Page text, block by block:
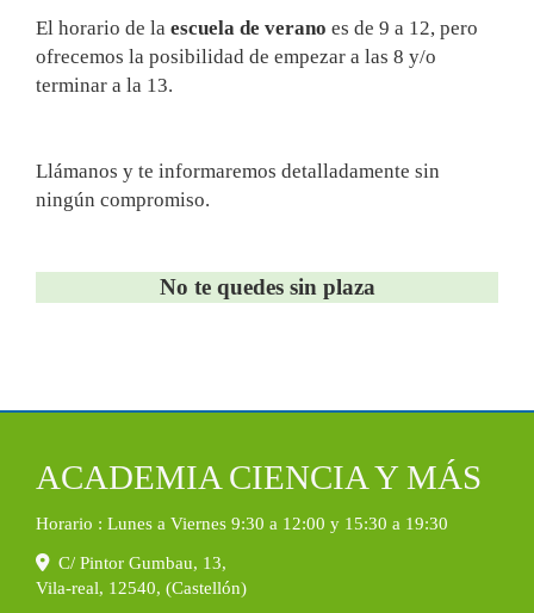
El horario de la escuela de verano es de 9 a 12, pero
ofrecemos la posibilidad de empezar a las 8 y/o
terminar a la 13.
Llámanos y te informaremos detalladamente sin
ningún compromiso.
No te quedes sin plaza
ACADEMIA CIENCIA Y MÁS
Horario : Lunes a Viernes 9:30 a 12:00 y 15:30 a 19:30
C/ Pintor Gumbau, 13,
Vila-real, 12540, (Castellón)